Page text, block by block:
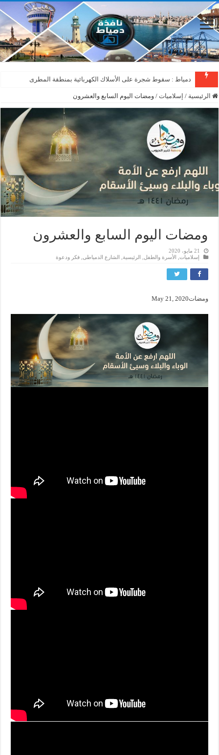
دمياط : سقوط شجرة على الأسلاك الكهربائية بمنطقة المطرى
الرئيسية / إسلاميات / ومضات اليوم السابع والعشرون
ومضات اليوم السابع والعشرون
21 مايو، 2020
إسلاميات
الأسرة والطفل الرئيسية الشارع الدمياطى ,فكر ودعوة
ومضاتMay 21, 2020